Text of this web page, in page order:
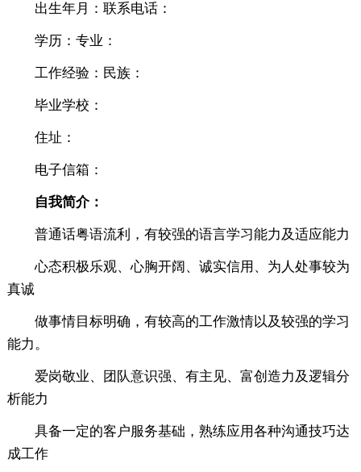
出生年月：联系电话：
学历：专业：
工作经验：民族：
毕业学校：
住址：
电子信箱：
自我简介：
普通话粤语流利，有较强的语言学习能力及适应能力
心态积极乐观、心胸开阔、诚实信用、为人处事较为
真诚
做事情目标明确，有较高的工作激情以及较强的学习
能力。
爱岗敬业、团队意识强、有主见、富创造力及逻辑分
析能力
具备一定的客户服务基础，熟练应用各种沟通技巧达
成工作